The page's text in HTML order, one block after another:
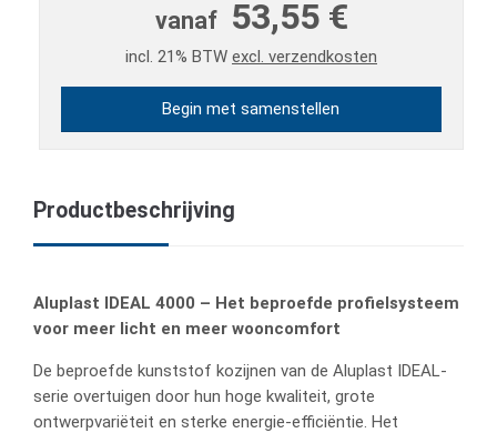
vanaf 53,55 €
incl. 21% BTW excl. verzendkosten
Begin met samenstellen
Productbeschrijving
Aluplast IDEAL 4000 – Het beproefde profielsysteem
voor meer licht en meer wooncomfort
De beproefde kunststof kozijnen van de Aluplast IDEAL-
serie overtuigen door hun hoge kwaliteit, grote
ontwerpvariëteit en sterke energie-efficiëntie. Het